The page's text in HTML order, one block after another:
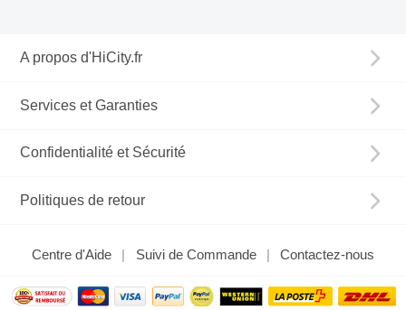
A propos d'HiCity.fr
Services et Garanties
Confidentialité et Sécurité
Politiques de retour
Centre d'Aide Suivi de Commande Contactez-nous